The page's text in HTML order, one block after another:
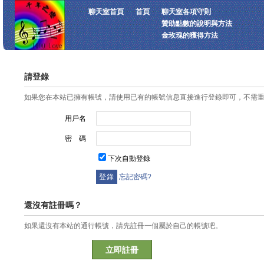
聊天室首頁 首頁
聊天室各項守則
贊助點數的說明與方法
金玫瑰的獲得方法
請登錄
如果您在本站已擁有帳號，請使用已有的帳號信息直接進行登錄即可，不需
用戶名
密 碼
下次自動登錄
忘記密碼?
還沒有註冊嗎？
如果還沒有本站的通行帳號，請先註冊一個屬於自己的帳號吧。
立即註冊